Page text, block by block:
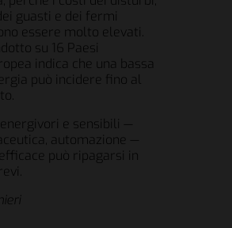
guasti e dei fermi
essere molto elevati.
su 16 Paesi
indica che una bassa
può incidere fino al
e sensibili —
automazione —
può ripagarsi in